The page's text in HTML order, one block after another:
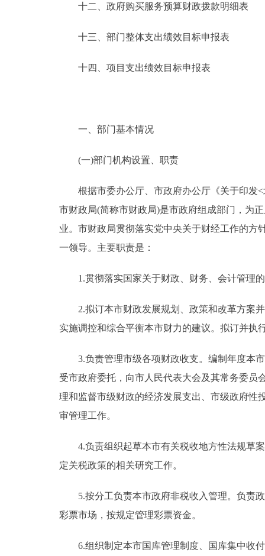
十二、政府购买服务预算财政拨款明细表
十三、部门整体支出绩效目标申报表
十四、项目支出绩效目标申报表
一、部门基本情况
(一)部门机构设置、职责
根据市委办公厅、市政府办公厅《关于印发<
市财政局(简称市财政局)是市政府组成部门，为
业。市财政局贯彻落实党中央关于财经工作的方
一领导。主要职责是：
1.贯彻落实国家关于财政、财务、会计管理的
2.拟订本市财政发展规划、政策和改革方案并
实施调控和综合平衡本市财力的建议。拟订并执
3.负责管理市级各项财政收支。编制年度本市
受市政府委托，向市人民代表大会及其常务委员
理和监督市级财政的经济发展支出、市级政府性
审管理工作。
4.负责组织起草本市有关税收地方性法规草案
定关税政策的相关研究工作。
5.按分工负责本市政府非税收入管理。负责政
彩票市场，按规定管理彩票资金。
6.组织制定本市国库管理制度、国库集中收付